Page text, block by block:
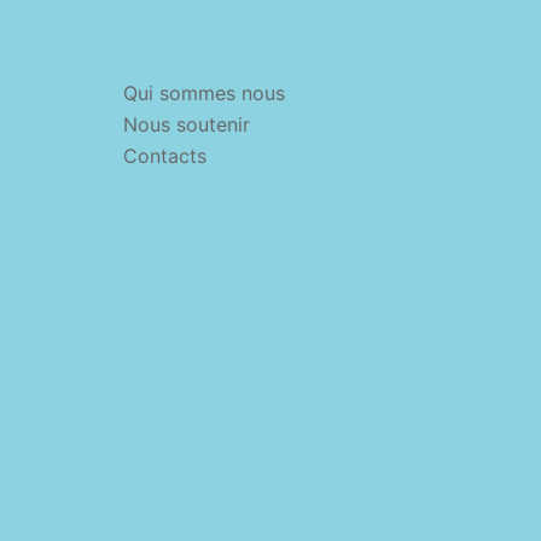
Qui sommes nous
Nous soutenir
Contacts